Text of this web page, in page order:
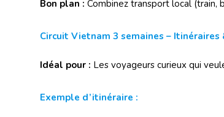
Bon plan : Combinez transport local (train,
Circuit Vietnam 3 semaines – Itinéraires
Idéal pour : Les voyageurs curieux qui
Exemple d’itinéraire :